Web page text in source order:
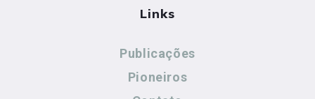
Links
Publicações
Pioneiros